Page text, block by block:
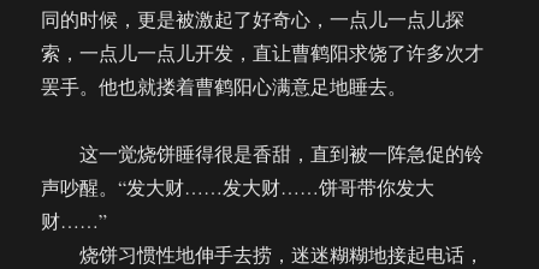
同的时候，更是被激起了好奇心，一点儿一点儿探
索，一点儿一点儿开发，直让曹鹤阳求饶了许多次才
罢手。他也就搂着曹鹤阳心满意足地睡去。
这一觉烧饼睡得很是香甜，直到被一阵急促的铃
声吵醒。“发大财……发大财……饼哥带你发大
财……”
烧饼习惯性地伸手去捞，迷迷糊糊地接起电话，